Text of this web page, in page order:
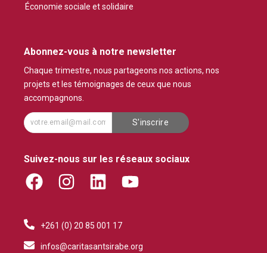
Économie sociale et solidaire
Abonnez-vous à notre newsletter
Chaque trimestre, nous partageons nos actions, nos
projets et les témoignages de ceux que nous
accompagnons.
S'inscrire
Suivez-nous sur les réseaux sociaux
F
a
e
b
I
n
t
a
L
i
k
e
Y
u
+261 (0) 20 85 001 17
infos@caritasantsirabe.org